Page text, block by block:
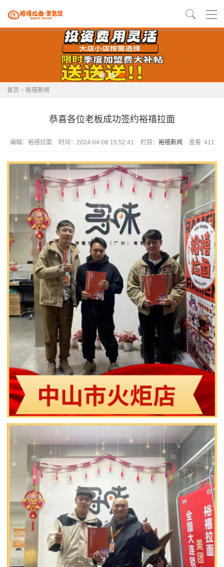
首页 > 裕禧新闻
恭喜各位老板成功签约裕禧拉面
编辑：裕禧拉面 时间：2024-04-08 15:52:41 栏目： 裕禧新闻 查看: 411